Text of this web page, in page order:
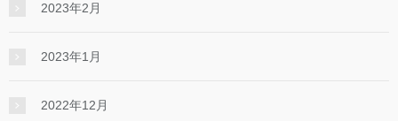
2023年2月
2023年1月
2022年12月